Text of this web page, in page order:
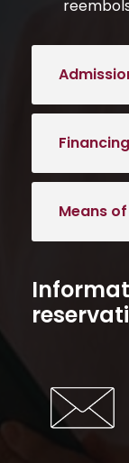
Financing
Means